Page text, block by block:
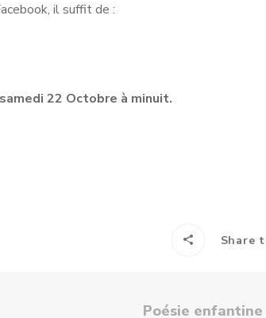
il suffit de :
22 Octobre à minuit.
Share
Poésie enfantine